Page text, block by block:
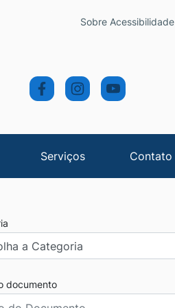
Sobre Acessibilidade
Serviços Contato
documento